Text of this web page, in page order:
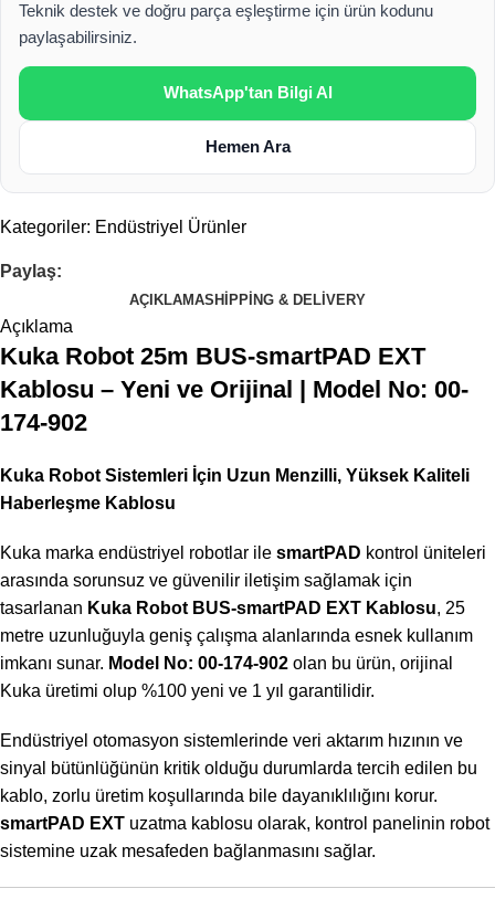
Teknik destek ve doğru parça eşleştirme için ürün kodunu
paylaşabilirsiniz.
WhatsApp'tan Bilgi Al
Hemen Ara
Kategoriler: Endüstriyel Ürünler
Paylaş:
AÇIKLAMASHIPPING & DELIVERY
Açıklama
Kuka Robot 25m BUS-smartPAD EXT
Kablosu – Yeni ve Orijinal | Model No: 00-
174-902
Kuka Robot Sistemleri İçin Uzun Menzilli, Yüksek Kaliteli
Haberleşme Kablosu
Kuka marka endüstriyel robotlar ile smartPAD kontrol üniteleri
arasında sorunsuz ve güvenilir iletişim sağlamak için
tasarlanan Kuka Robot BUS-smartPAD EXT Kablosu, 25
metre uzunluğuyla geniş çalışma alanlarında esnek kullanım
imkanı sunar. Model No: 00-174-902 olan bu ürün, orijinal
Kuka üretimi olup %100 yeni ve 1 yıl garantilidir.
Endüstriyel otomasyon sistemlerinde veri aktarım hızının ve
sinyal bütünlüğünün kritik olduğu durumlarda tercih edilen bu
kablo, zorlu üretim koşullarında bile dayanıklılığını korur.
smartPAD EXT uzatma kablosu olarak, kontrol panelinin robot
sistemine uzak mesafeden bağlanmasını sağlar.